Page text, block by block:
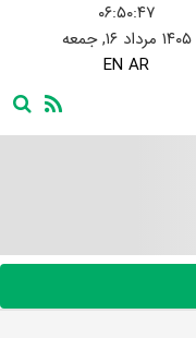
۰۶:۵۰:۴۸
۱۴۰۵ مرداد ۱۶, جمعه
EN AR